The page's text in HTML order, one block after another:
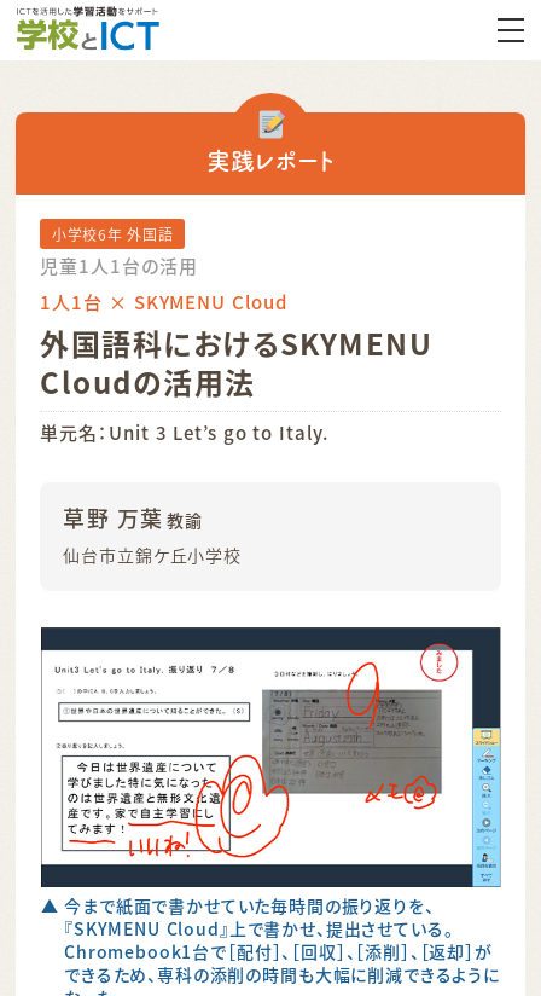
実践レポート
小学校6年 外国語
児童1人1台の活用
1人1台 × SKYMENU Cloud
外国語科におけるSKYMENU
Cloudの活用法
単元名：Unit 3 Let’s go to Italy.
草野 万葉 教諭
仙台市立錦ケ丘小学校
▲ 今まで紙面で書かせていた毎時間の振り返りを、
『SKYMENU Cloud』上で書かせ、提出させている。
Chromebook1台で［配付］、［回収］、［添削］、［返却］が
できるため、専科の添削の時間も大幅に削減できるように